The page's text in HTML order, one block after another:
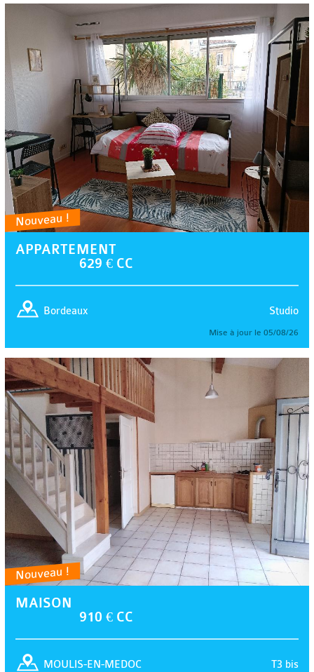
Nouveau !
APPARTEMENT
629 € CC
Studio
Bordeaux
Mise à jour le 05/08/26
Nouveau !
MAISON
910 € CC
T3 bis
MOULIS-EN-MEDOC